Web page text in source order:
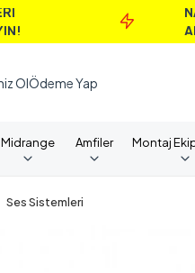
NAKİT
ALIMLARDA
OlÖdeme Yap
Midrange Amfiler Montaj
Ses Sistemleri